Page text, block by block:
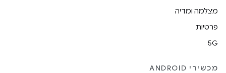
מצלמה ומדיה
פרטיות
5G
מכשירי ANDROID